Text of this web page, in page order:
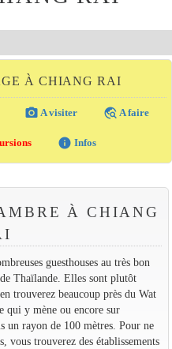
À CHIANG RAI
photo_camera A visiter travel_explore A faire
info Infos
À CHIANG
guesthouses au très bon
Thaïlande. Elles sont plutôt
trouverez beaucoup près du Wat
qui y mène ou encore sur
un rayon de 100 mètres. Pour ne
vous trouverez des établissements